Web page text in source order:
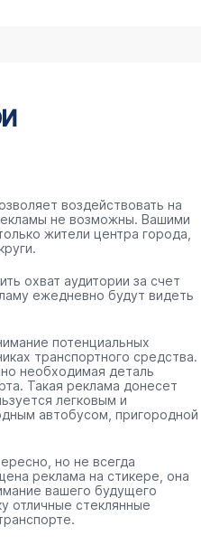
воздействовать на
не возможны. Вашими
жители центра города,
охват аудитории за счет
ежедневно будут видеть
потенциальных
транспортного средства.
необходимая деталь
Такая реклама донесет
легковым и
автобусом, пригородной
но не всегда
реклама на стикере, она
вашего будущего
отличные стеклянные